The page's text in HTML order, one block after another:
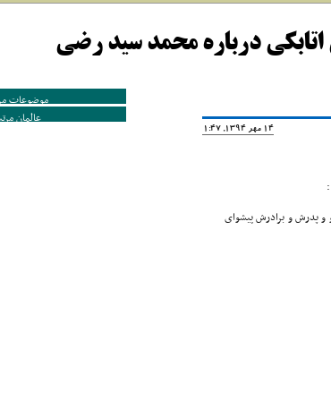
درباره محمد سید رضی
14 مهر 1394, 11:47
و پدرش و برادرش پیشواى
موضوعات
عالمان